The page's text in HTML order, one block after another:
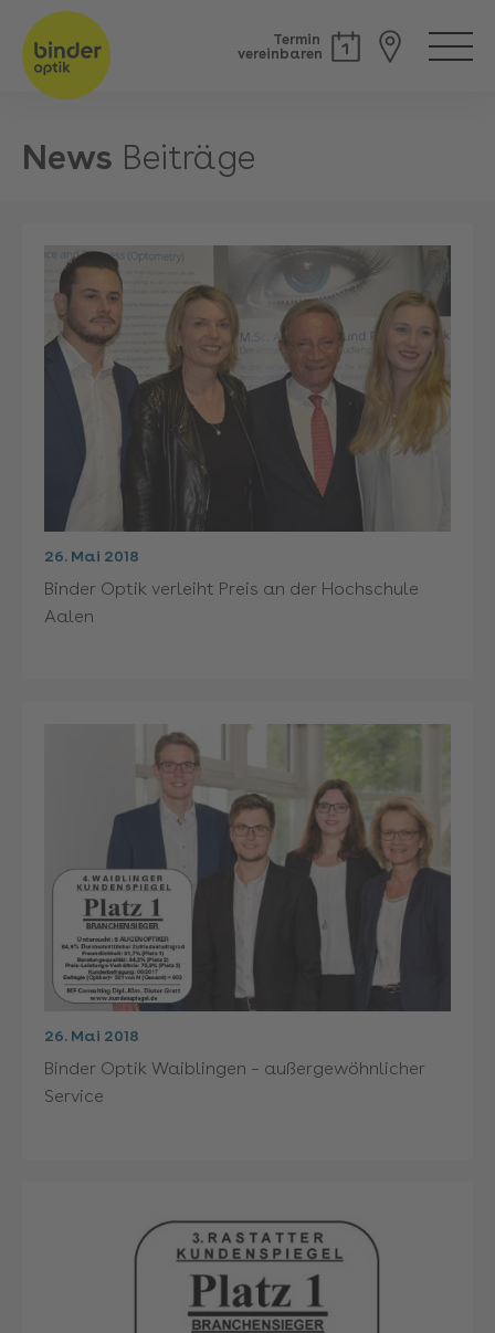
Termin
vereinbaren
News Beiträge
26. Mai 2018
Binder Optik verleiht Preis an der Hochschule
Aalen
26. Mai 2018
Binder Optik Waiblingen – außergewöhnlicher
Service